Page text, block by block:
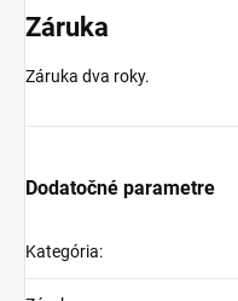
Záruka
Záruka dva roky.
Dodatočné parametre
Kategória: